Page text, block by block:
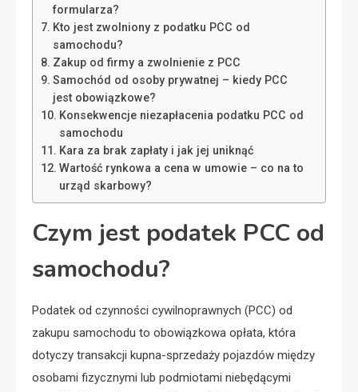
formularza?
Kto jest zwolniony z podatku PCC od
samochodu?
Zakup od firmy a zwolnienie z PCC
Samochód od osoby prywatnej – kiedy PCC
jest obowiązkowe?
Konsekwencje niezapłacenia podatku PCC od
samochodu
Kara za brak zapłaty i jak jej uniknąć
Wartość rynkowa a cena w umowie – co na to
urząd skarbowy?
Czym jest podatek PCC od
samochodu?
Podatek od czynności cywilnoprawnych (PCC) od
zakupu samochodu to obowiązkowa opłata, która
dotyczy transakcji kupna-sprzedaży pojazdów między
osobami fizycznymi lub podmiotami niebędącymi